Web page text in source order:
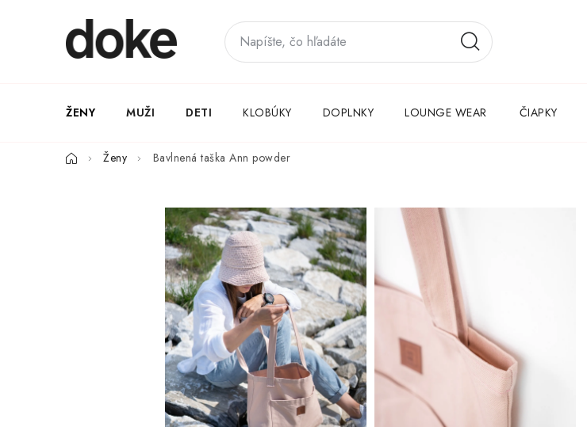
ŽENY MUŽI DETI KLOBÚKY DOPLNKY LOUNGE WEAR ČIAPKY
DomovŽeny Bavlnená taška Ann powder